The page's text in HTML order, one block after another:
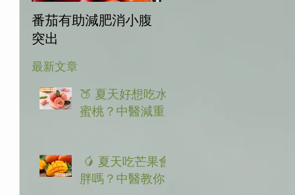
番茄有助減肥消小腹
突出
最新文章
🍑 夏天好想吃水
蜜桃？中醫減重
越美麗！(水蜜桃
減肥)
🥭 夏天吃芒果會
胖嗎？中醫教你